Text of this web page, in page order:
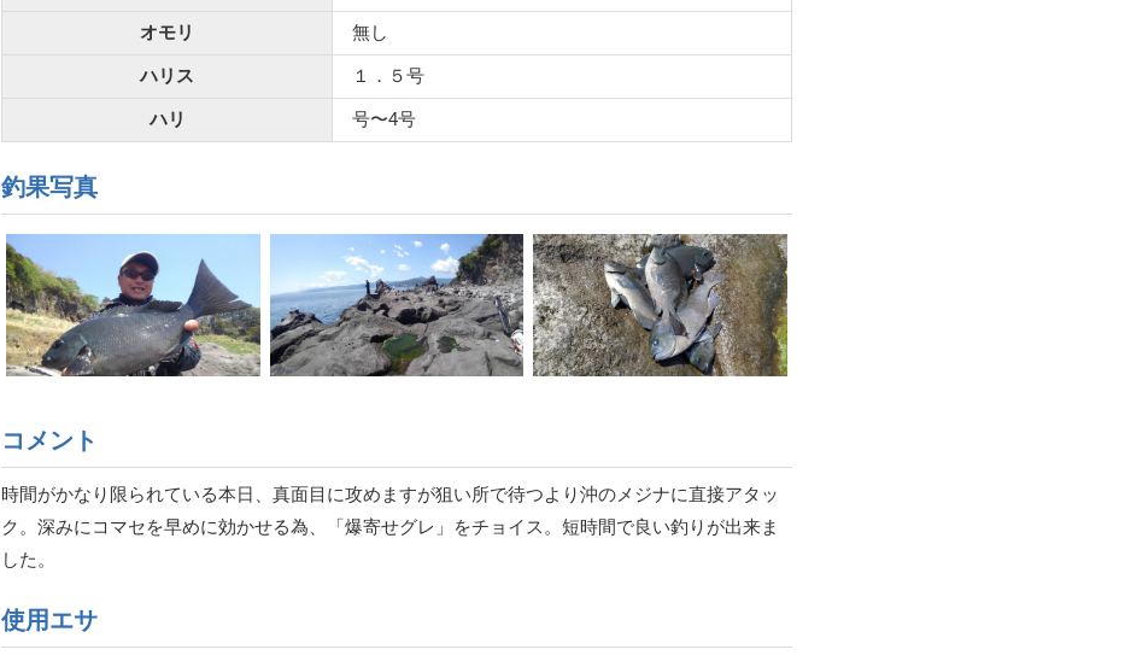
オモリ 無し
ハリス １．５号
ハリ 号〜4号
釣果写真
コメント
時間がかなり限られている本日、真面目に攻めますが狙い所で待つより沖のメジナに直接アタッ
ク。深みにコマセを早めに効かせる為、「爆寄せグレ」をチョイス。短時間で良い釣りが出来ま
した。
使用エサ